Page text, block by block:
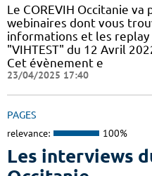
Le COREVIH Occitanie
webinaires dont vous
informations et les replay
"VIHTEST" du 12 Avril
Cet évènement e
23/04/2025 17:40
PAGES
relevance: 100%
Les interviews